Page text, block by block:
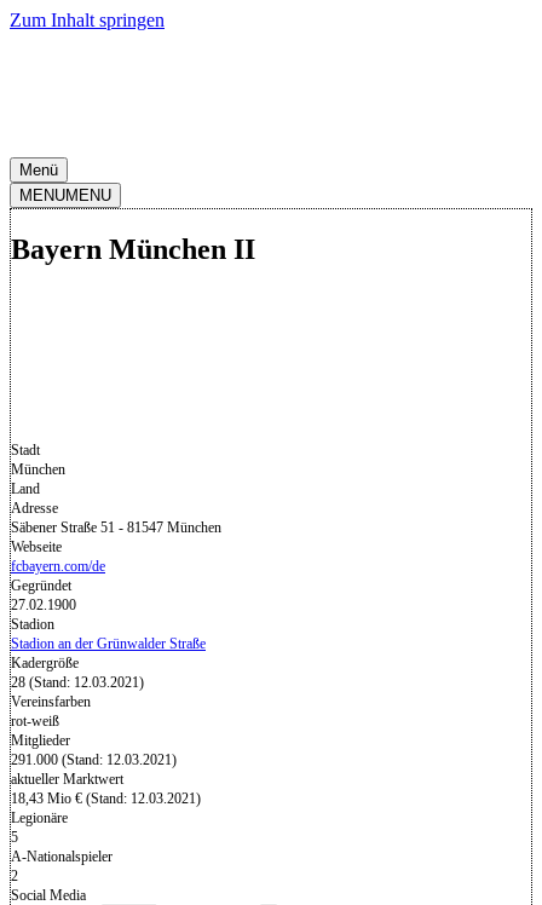
Zum Inhalt springen
Menü
MENUMENU
Bayern München II
Stadt
München
Land
Adresse
Säbener Straße 51 - 81547 München
Webseite
fcbayern.com/de
Gegründet
27.02.1900
Stadion
Stadion an der Grünwalder Straße
Kadergröße
28 (Stand: 12.03.2021)
Vereinsfarben
rot-weiß
Mitglieder
291.000 (Stand: 12.03.2021)
aktueller Marktwert
18,43 Mio € (Stand: 12.03.2021)
Legionäre
5
A-Nationalspieler
2
Social Media